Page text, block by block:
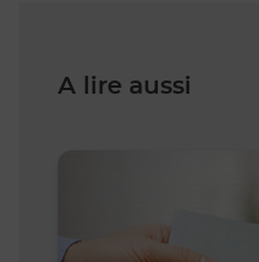
A lire aussi